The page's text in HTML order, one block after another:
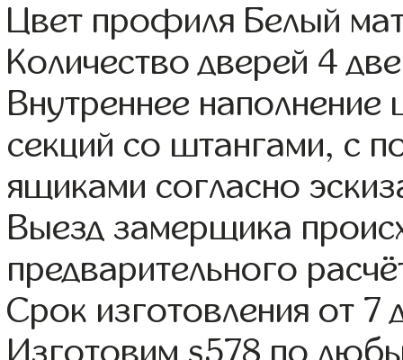
Цвет профиля Белый
Количество дверей 4
Внутреннее
секций со штангами, с
ящиками согласно
Выезд замерщика
предварительного
Срок изготовления от 7
Изготовим s578 по